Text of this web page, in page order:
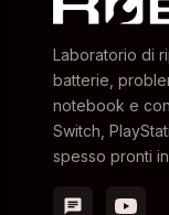
Laboratorio di
batterie,
notebook e
Switch,
spesso pronti
chat